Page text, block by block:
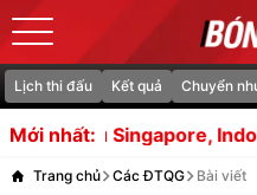
Lịch thi đấu Kết quả Chuyển
Mới nhất:
Indonesia giữa thảm
Trang chủ Các ĐTQG Bài viết